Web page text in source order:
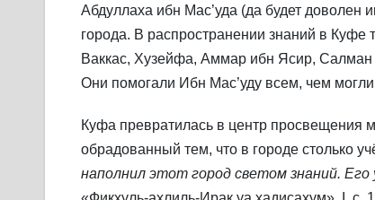
Абдуллаха ибн Мас’уда (да будет доволен
города. В распространении знаний в Куфе
Ваккас, Хузейфа, Аммар ибн Ясир,
Они помогали Ибн Мас’уду всем, чем
Куфа превратилась в центр просвещения
обрадованный тем, что в городе столько
наполнил этот город светом знаний.